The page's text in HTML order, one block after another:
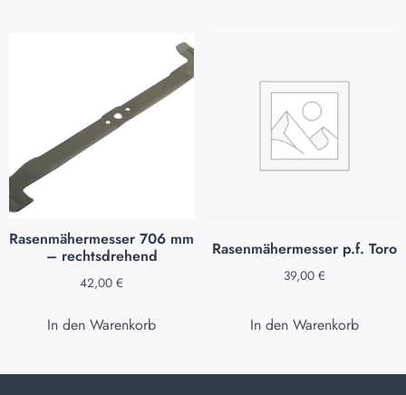
Rasenmähermesser 706 mm
– rechtsdrehend
42,00 €
In den Warenkorb
Rasenmähermesser p.f. Toro
39,00 €
In den Warenkorb